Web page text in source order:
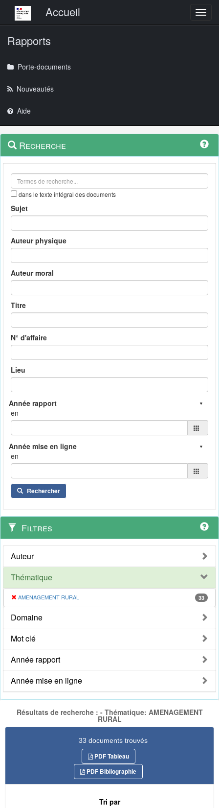
Menu principalAccueil
Rapports
Porte-documents
Nouveautés
Aide
Navigation
outils
Menu
contextuel
Recherche
dans le texte intégral des documents
Sujet
Auteur physique
Auteur moral
Titre
N° d'affaire
Lieu
en
en
Rechercher
Filtres
Auteur
Thématique
AMENAGEMENT RURAL 33
Domaine
Mot clé
Année rapport
Année mise en ligne
Résultats de recherche : - Thématique: AMENAGEMENT
RURAL
33 documents trouvés
PDF Tableau
PDF Bibliographie
Tri par